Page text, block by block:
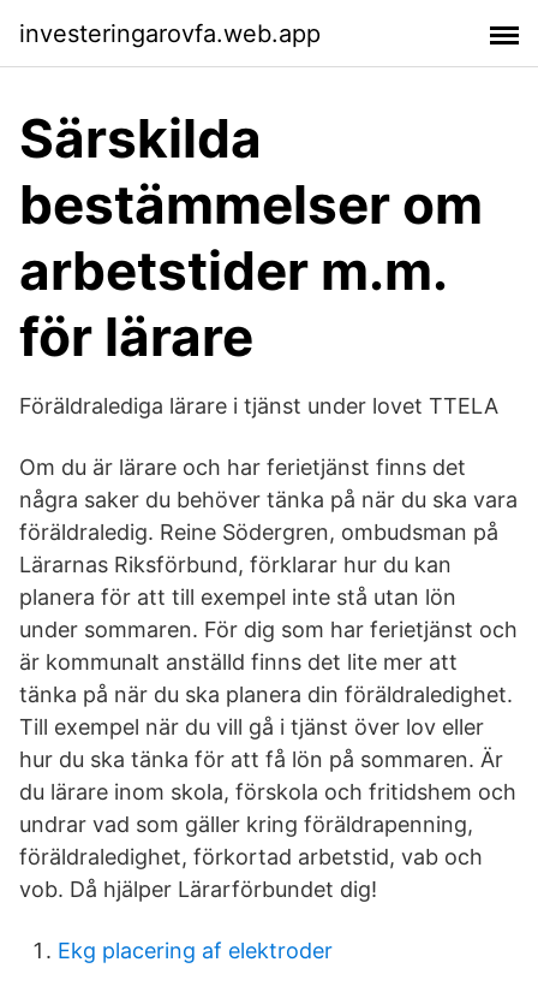
investeringarovfa.web.app
Särskilda
bestämmelser om
arbetstider m.m.
för lärare
Föräldralediga lärare i tjänst under lovet TTELA
Om du är lärare och har ferietjänst finns det
några saker du behöver tänka på när du ska vara
föräldraledig. Reine Södergren, ombuds­man på
Lärarnas Riksförbund, förklarar hur du kan
planera för att till exempel inte stå utan lön
under sommaren. För dig som har ferietjänst och
är kommunalt anställd finns det lite mer att
tänka på när du ska planera din föräldraledighet.
Till exempel när du vill gå i tjänst över lov eller
hur du ska tänka för att få lön på sommaren. Är
du lärare inom skola, förskola och fritidshem och
undrar vad som gäller kring föräldrapenning,
föräldraledighet, förkortad arbetstid, vab och
vob. Då hjälper Lärarförbundet dig!
Ekg placering af elektroder